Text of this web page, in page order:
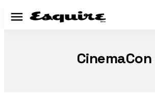
Menú
CinemaCon